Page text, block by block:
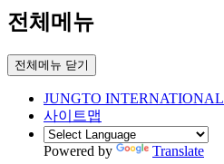
전체메뉴
전체메뉴 닫기
JUNGTO INTERNATIONAL
사이트맵
Powered by Translate